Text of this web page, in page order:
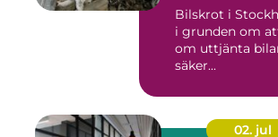
Bilskrot i
i grunden om
om uttjänta
säker...
02. jul